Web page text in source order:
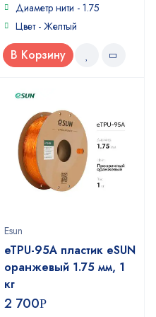
Диаметр нити - 1.75
Цвет - Желтый
В Корзину
Esun
eTPU-95A пластик eSUN
оранжевый 1.75 мм, 1
кг
2 700Р